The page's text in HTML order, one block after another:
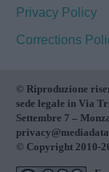
Privacy Policy
Corrections
© Riproduzione
sede legale in Via
Settembre 7 –
© Copyright 2010-